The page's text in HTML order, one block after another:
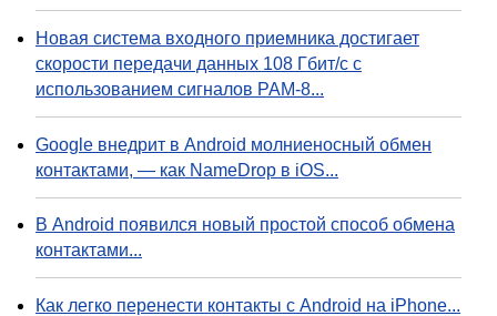
Новая система входного приемника достигает
скорости передачи данных 108 Гбит/с с
использованием сигналов PAM-8...
Google внедрит в Android молниеносный обмен
контактами, — как NameDrop в iOS...
В Android появился новый простой способ обмена
контактами...
Как легко перенести контакты с Android на iPhone...